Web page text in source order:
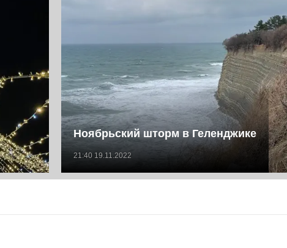
Ноябрьский шторм в Геленджике
21:40 19.11.2022